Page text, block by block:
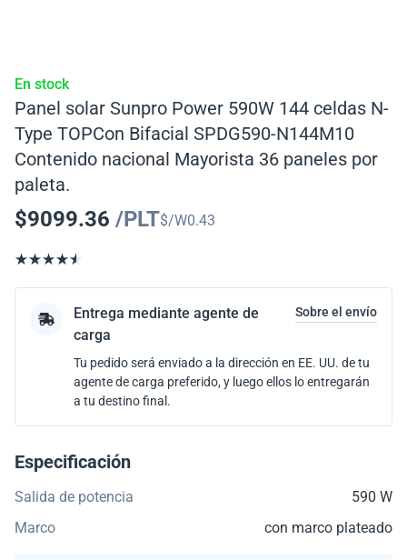
En stock
Panel solar Sunpro Power 590W 144 celdas N-
Type TOPCon Bifacial SPDG590-N144M10
Contenido nacional Mayorista 36 paneles por
paleta.
$9099.36 /PLT$/W0.43
Entrega mediante agente de
carga
Sobre el envío
Tu pedido será enviado a la dirección en EE. UU. de tu
agente de carga preferido, y luego ellos lo entregarán
a tu destino final.
Especificación
Salida de potencia
590 W
Marco
con marco plateado